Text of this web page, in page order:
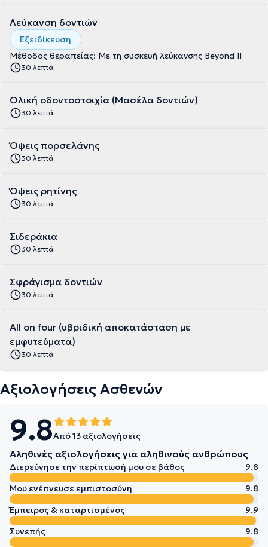
Λεύκανση δοντιών
Εξειδίκευση
Μέθοδος θεραπείας: Με τη συσκευή λεύκανσης Beyond II
30 λεπτά
Ολική οδοντοστοιχία (Μασέλα δοντιών)
30 λεπτά
Όψεις πορσελάνης
30 λεπτά
Όψεις ρητίνης
30 λεπτά
Σιδεράκια
30 λεπτά
Σφράγισμα δοντιών
30 λεπτά
All on four (υβριδική αποκατάσταση με
εμφυτεύματα)
30 λεπτά
Αξιολογήσεις Ασθενών
9.8Από 13 αξιολογήσεις
Αληθινές αξιολογήσεις για αληθινούς ανθρώπους
Διερεύνησε την περίπτωσή μου σε βάθος
9.8
Μου ενέπνευσε εμπιστοσύνη
9.8
Έμπειρος & καταρτισμένος
9.9
Συνεπής
9.8